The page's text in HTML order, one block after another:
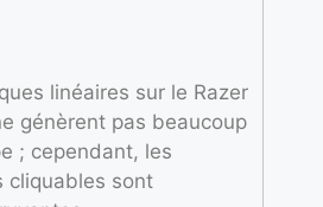
linéaires sur le Razer
génèrent pas beaucoup
; cependant, les
cliquables sont